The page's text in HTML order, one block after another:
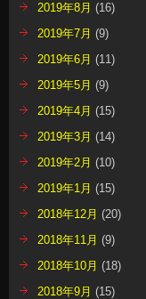
2019年8月 (16)
2019年7月 (9)
2019年6月 (11)
2019年5月 (9)
2019年4月 (15)
2019年3月 (14)
2019年2月 (10)
2019年1月 (15)
2018年12月 (20)
2018年11月 (9)
2018年10月 (18)
2018年9月 (15)